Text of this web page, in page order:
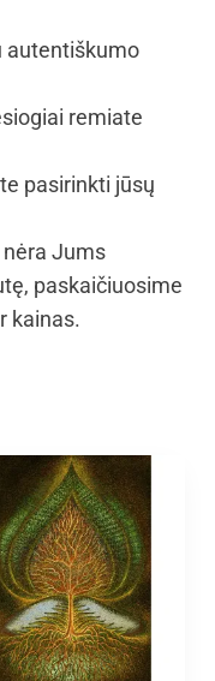
autentiškumo
remiate
pasirinkti jūsų
Jums
paskaičiuosime
kainas.